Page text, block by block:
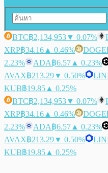
BTC฿2,134,953▼ 0.07%
XRP฿34.16 ▲ 0.46% DOGE
2.23%
ADA฿6.57 ▲ 0.23%
AVAX฿213.29▼ 0.50%
KUB฿19.85 ▲ 0.25%
BTC฿2,134,953▼ 0.07%
XRP฿34.16 ▲ 0.46% DOGE
2.23%
ADA฿6.57 ▲ 0.23%
AVAX฿213.29▼ 0.50%
KUB฿19.85 ▲ 0.25%